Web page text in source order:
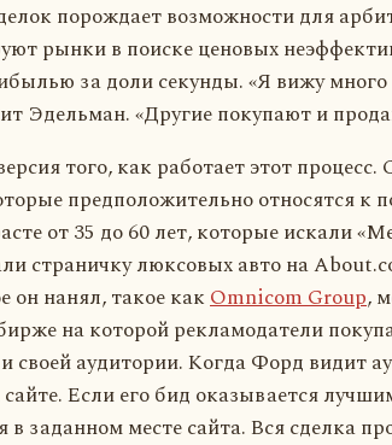
порождает возможности для
рынки в поиске ценовых
за доли секунды. «Я вижу
Эдельман. «Другие покупают и
того, как работает этот
предположительно относятся к
от 35 до 60 лет, которые искали
страничку люксовых авто на
он нанял, такое какOmnicom Group,
на которой рекламодатели
своей аудитории. Когда Форд видит
Если его бид оказывается
в заданном месте сайта. Вся сделка